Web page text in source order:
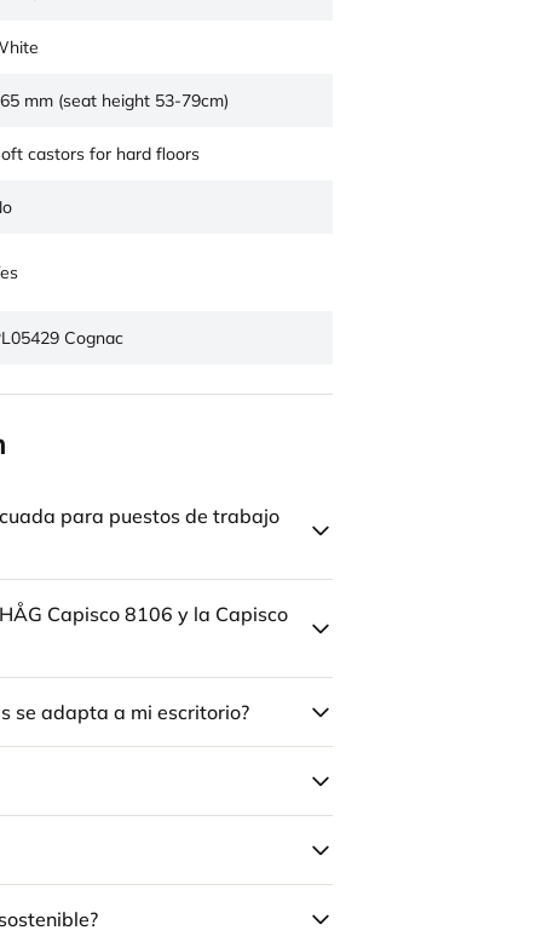
mm (seat height 53-79cm)
castors for hard floors
Cognac
para puestos de trabajo
Capisco 8106 y la Capisco
se adapta a mi escritorio?